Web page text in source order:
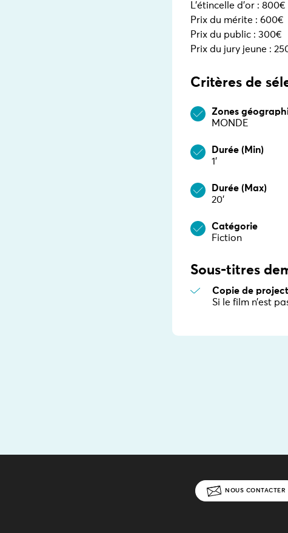
L'étincelle d'or : 800€
Prix du mérite : 600€
Prix du public : 300€
Prix du jury jeune :
Critères de
Zones
MONDE
Durée (Min)
1’
Durée (Max)
20’
Catégorie
Fiction
Sous-titres
Copie de
Si le film n’est
NOUS CONTACTER